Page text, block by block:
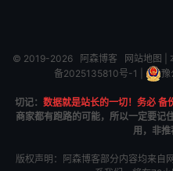
© 2019-2026 阿森博客 网站地图 |
备2025135810号-1
豫
切记： 数据就是站长的一切！务必 备
商家都有跑路的可能，所以一定要记
用，非
版权声明：阿森博客部分内容均来自